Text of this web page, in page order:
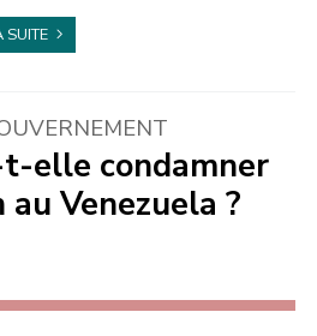
SUITE
t-elle condamner
Venezuela ?